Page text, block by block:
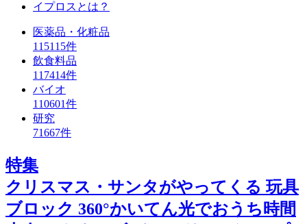
イプロスとは？
医薬品・化粧品
115115件
飲食料品
117414件
バイオ
110601件
研究
71667件
特集
クリスマス・サンタがやってくる 玩具
ブロック 360°かいてん光でおうち時間